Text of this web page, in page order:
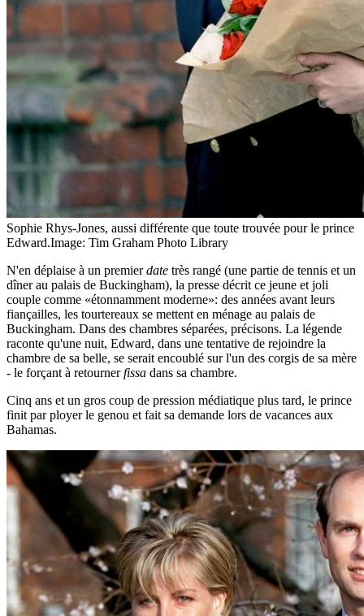
Sophie Rhys-Jones, aussi différente que toute trouvée pour le prince
Edward.Image: Tim Graham Photo Library
N'en déplaise à un premierdate très rangé (une partie de tennis et un
dîner au palais de Buckingham), la presse décrit ce jeune et joli
couple comme «étonnamment moderne»: des années avant leurs
fiançailles, les tourtereaux se mettent en ménage au palais de
Buckingham. Dans des chambres séparées, précisons. La légende
raconte qu'une nuit, Edward, dans une tentative de rejoindre la
chambre de sa belle, se serait encoublé sur l'un des corgis de sa mère
- le forçant à retournerfissa dans sa chambre.
Cinq ans et un gros coup de pression médiatique plus tard, le prince
finit par ployer le genou et fait sa demande lors de vacances aux
Bahamas.